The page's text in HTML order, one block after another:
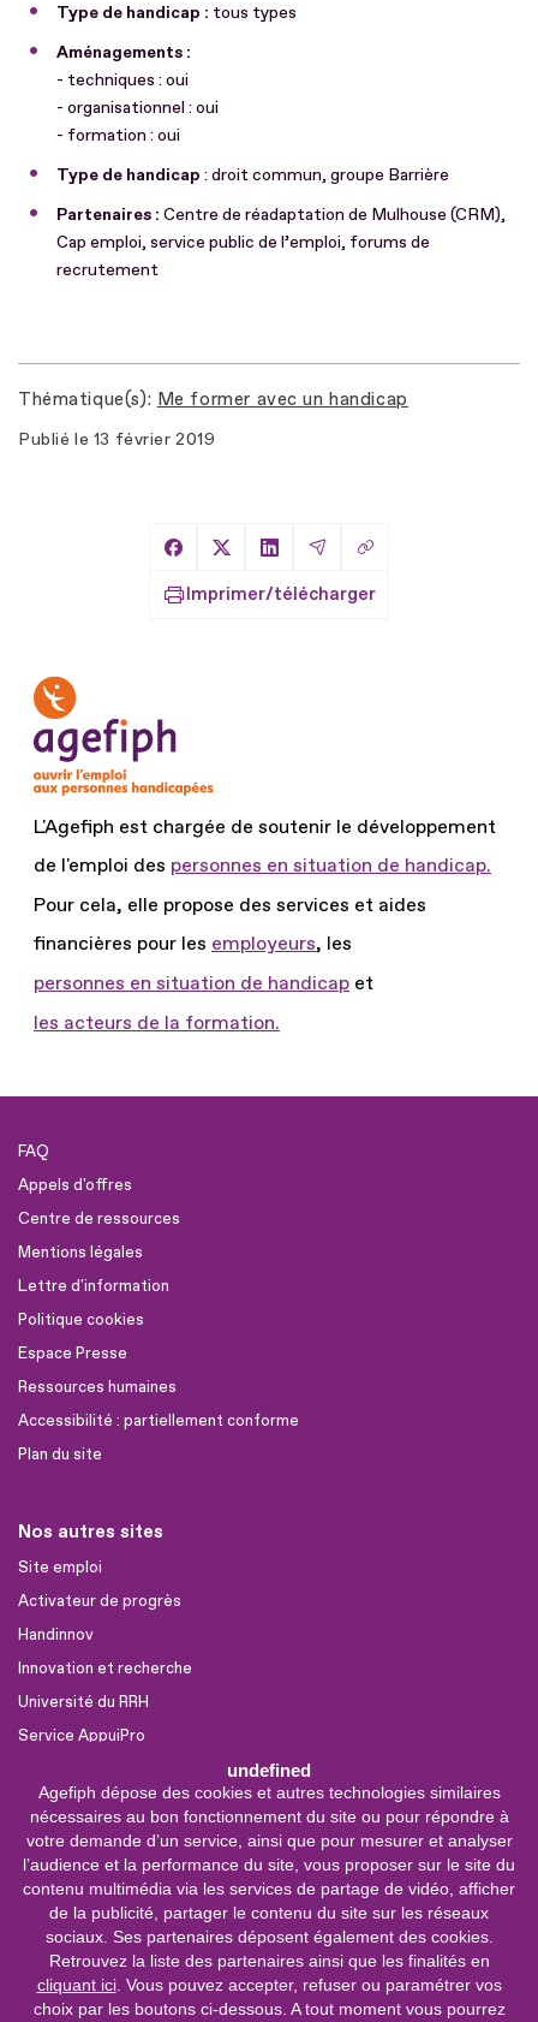
undefined
Agefiph dépose des cookies et autres technologies similaires
nécessaires au bon fonctionnement du site ou pour répondre à
votre demande d’un service, ainsi que pour mesurer et analyser
l’audience et la performance du site, vous proposer sur le site du
contenu multimédia via les services de partage de vidéo, afficher
de la publicité, partager le contenu du site sur les réseaux
sociaux. Ses partenaires déposent également des cookies.
Retrouvez la liste des partenaires ainsi que les finalités en
cliquant ici. Vous pouvez accepter, refuser ou paramétrer vos
choix par les boutons ci-dessous. A tout moment vous pourrez
Type de handicap : tous types
Aménagements :
- techniques : oui
- organisationnel : oui
- formation : oui
Type de handicap : droit commun, groupe Barrière
Partenaires : Centre de réadaptation de Mulhouse (CRM),
Cap emploi, service public de l’emploi, forums de
recrutement
Thématique(s) Me former avec un handicap
Publié le 13 février 2019
Partager sur Facebook
Partager sur X
Partager sur LinkedIn
Partager par Email
Copier le lien
Imprimer/télécharger
L'Agefiph est chargée de soutenir le développement
de l'emploi des personnes en situation de handicap.
Pour cela, elle propose des services et aides
financières pour les employeurs, les
personnes en situation de handicap et
les acteurs de la formation.
FAQ
Appels d'offres
Centre de ressources
Mentions légales
Lettre d'information
Politique cookies
Espace Presse
Ressources humaines
Accessibilité : partiellement conforme
Plan du site
Nos autres sites
Site emploi
Activateur de progrès
Handinnov
Innovation et recherche
Université du RRH
Service AppuiPro
Nous suivre
Youtube
Linkedin
Facebook
Service &